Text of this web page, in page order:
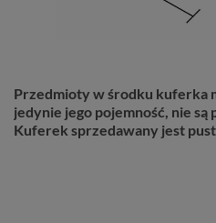
Przedmioty w środku kuferka
jedynie jego pojemność, nie
Kuferek sprzedawany jest